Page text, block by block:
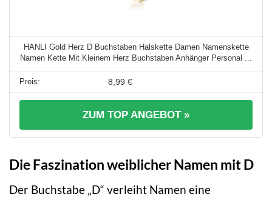
HANLI Gold Herz D Buchstaben Halskette Damen Namenskette
Namen Kette Mit Kleinem Herz Buchstaben Anhänger Personal ...
8,99 €
ZUM TOP ANGEBOT »
Die Faszination weiblicher Namen mit D
Der Buchstabe „D“ verleiht Namen eine